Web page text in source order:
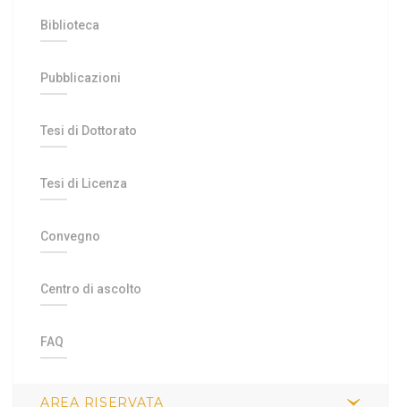
Biblioteca
Pubblicazioni
Tesi di Dottorato
Tesi di Licenza
Convegno
Centro di ascolto
FAQ
AREA RISERVATA